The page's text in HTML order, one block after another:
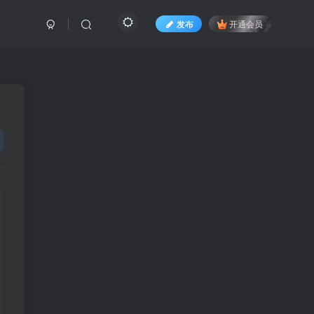
发布 开通会员